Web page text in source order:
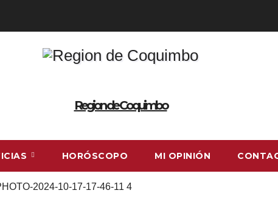
Region de Coquimbo
HORÓSCOPO MI OPINIÓN